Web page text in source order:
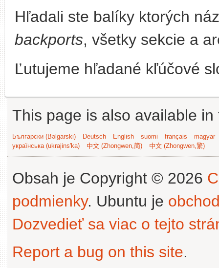
Hľadali ste balíky ktorých
backports, všetky sekcie a
Ľutujeme hľadané kľúčové
This page is also available
Български (Bəlgarski) Deutsch English suomi français
magyar
українська (ukrajins'ka)
中文 (Zhongwen,简) 中文 (Zhongwen,繁)
Obsah je Copyright © 2026
podmienky. Ubuntu je
Dozvedieť sa viac o tejto
Report a bug on this site.